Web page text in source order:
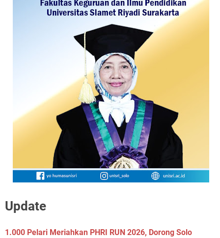
Update
1.000 Pelari Meriahkan PHRI RUN 2026, Dorong Solo